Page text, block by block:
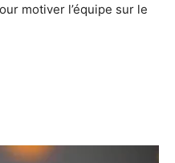
motiver l’équipe sur le
Lecteur